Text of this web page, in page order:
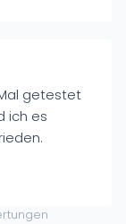
getestet
ich es